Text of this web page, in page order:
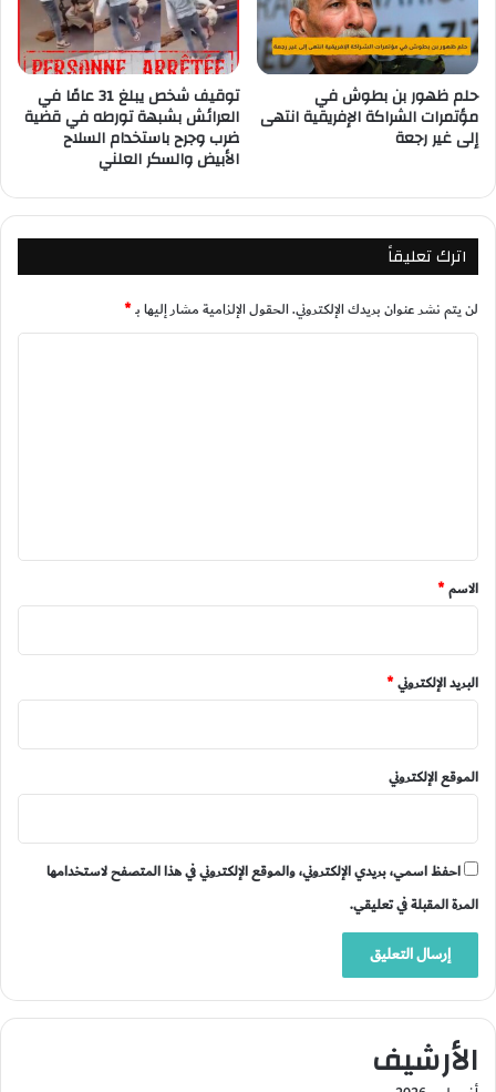
حلم ظهور بن بطوش في
مؤتمرات الشراكة الإفريقية انتهى
إلى غير رجعة
توقيف شخص يبلغ 31 عامًا في
العرائش بشبهة تورطه في قضية
ضرب وجرح باستخدام السلاح
الأبيض والسكر العلني
اترك تعليقاً
لن يتم نشر عنوان بريدك الإلكتروني.الحقول الإلزامية مشار إليها بـ*
*
الاسم*
البريد الإلكتروني*
الموقع الإلكتروني
احفظ اسمي، بريدي الإلكتروني، والموقع الإلكتروني في هذا المتصفح لاستخدامها
المرة المقبلة في تعليقي.
الأرشيف